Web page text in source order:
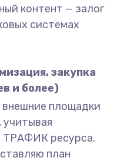
контент — залог
системах
закупка
и более)
площадки
ресурса.
план